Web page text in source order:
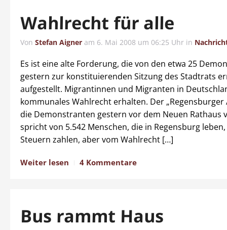
Wahlrecht für alle
Von Stefan Aigner am 6. Mai 2008 um 06:25 Uhr in
Es ist eine alte Forderung, die von den etwa 25
gestern zur konstituierenden Sitzung des Stadtrats
aufgestellt. Migrantinnen und Migranten in
kommunales Wahlrecht erhalten. Der „Regensburger
die Demonstranten gestern vor dem Neuen Rathaus
spricht von 5.542 Menschen, die in Regensburg
Steuern zahlen, aber vom Wahlrecht […]
Weiter lesen 4 Kommentare
Bus rammt Haus